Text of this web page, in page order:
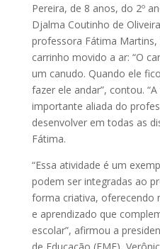
Pereira, de 8 anos, do 2º
Djalma Coutinho de
professora Fátima
carrinho movido a ar: “O
um canudo. Quando ele
fazer ele andar”, contou.
importante aliada do
desenvolver em todas as
Fátima.
“Essa atividade é um
podem ser integradas ao
forma criativa, oferecendo
e aprendizado que
escolar”, afirmou a